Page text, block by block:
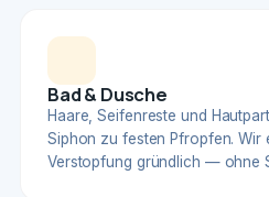
Bad & Dusche
Haare, Seifenreste und
Siphon zu festen Pfropfen. Wir
Verstopfung gründlich — ohne